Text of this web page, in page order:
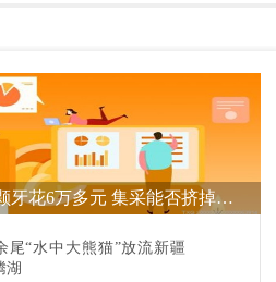
种植4颗牙花6万多元 集采能否挤掉种植牙价格“水分”？
尾“水中大熊猫”放流新疆
湖